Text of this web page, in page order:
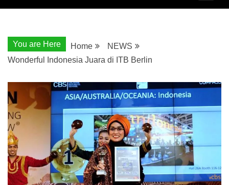
You are Here Home
NEWS
Wonderful Indonesia Juara di ITB Berlin